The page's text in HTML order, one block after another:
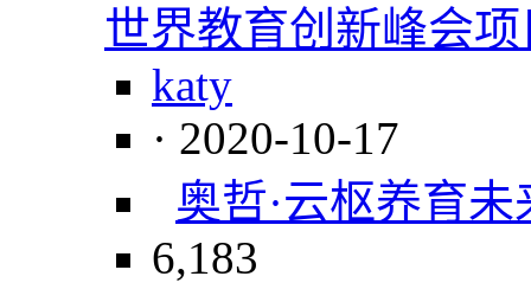
世界教育创新峰会项
katy
· 2020-10-17
奥哲·云枢养育未
6,183